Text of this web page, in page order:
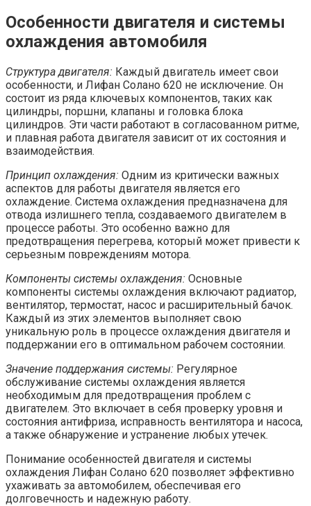
Особенности двигателя и системы
охлаждения автомобиля
Структура двигателя: Каждый двигатель имеет свои
особенности, и Лифан Солано 620 не исключение. Он
состоит из ряда ключевых компонентов, таких как
цилиндры, поршни, клапаны и головка блока
цилиндров. Эти части работают в согласованном ритме,
и плавная работа двигателя зависит от их состояния и
взаимодействия.
Принцип охлаждения: Одним из критически важных
аспектов для работы двигателя является его
охлаждение. Система охлаждения предназначена для
отвода излишнего тепла, создаваемого двигателем в
процессе работы. Это особенно важно для
предотвращения перегрева, который может привести к
серьезным повреждениям мотора.
Компоненты системы охлаждения: Основные
компоненты системы охлаждения включают радиатор,
вентилятор, термостат, насос и расширительный бачок.
Каждый из этих элементов выполняет свою
уникальную роль в процессе охлаждения двигателя и
поддержании его в оптимальном рабочем состоянии.
Значение поддержания системы: Регулярное
обслуживание системы охлаждения является
необходимым для предотвращения проблем с
двигателем. Это включает в себя проверку уровня и
состояния антифриза, исправность вентилятора и насоса,
а также обнаружение и устранение любых утечек.
Понимание особенностей двигателя и системы
охлаждения Лифан Солано 620 позволяет эффективно
ухаживать за автомобилем, обеспечивая его
долговечность и надежную работу.